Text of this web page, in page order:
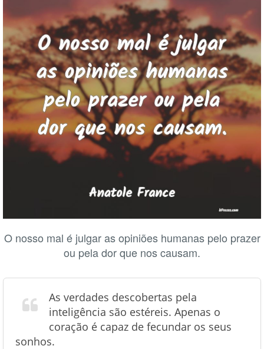
O nosso mal é julgar as opiniões humanas pelo prazer
ou pela dor que nos causam.
As verdades descobertas pela
inteligência são estéreis. Apenas o
coração é capaz de fecundar os seus
sonhos.